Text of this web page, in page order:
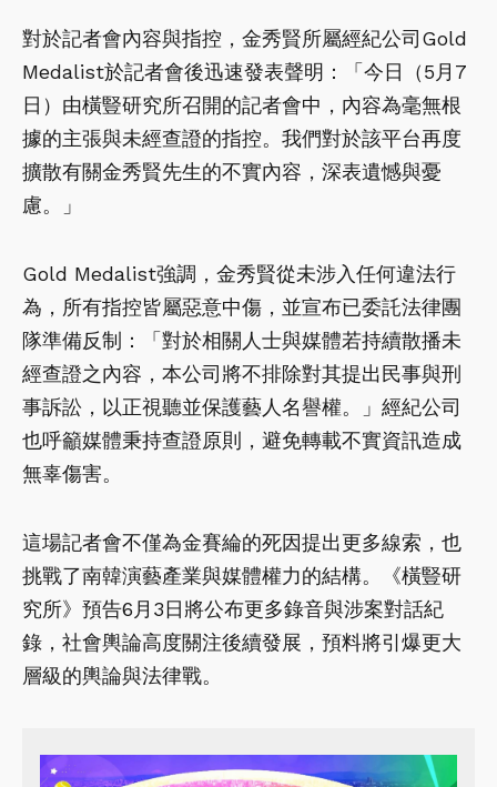
對於記者會內容與指控，金秀賢所屬經紀公司Gold
Medalist於記者會後迅速發表聲明：「今日（5月7
日）由橫豎研究所召開的記者會中，內容為毫無根
據的主張與未經查證的指控。我們對於該平台再度
擴散有關金秀賢先生的不實內容，深表遺憾與憂
慮。」
Gold Medalist強調，金秀賢從未涉入任何違法行
為，所有指控皆屬惡意中傷，並宣布已委託法律團
隊準備反制：「對於相關人士與媒體若持續散播未
經查證之內容，本公司將不排除對其提出民事與刑
事訴訟，以正視聽並保護藝人名譽權。」經紀公司
也呼籲媒體秉持查證原則，避免轉載不實資訊造成
無辜傷害。
這場記者會不僅為金賽綸的死因提出更多線索，也
挑戰了南韓演藝產業與媒體權力的結構。《橫豎研
究所》預告6月3日將公布更多錄音與涉案對話紀
錄，社會輿論高度關注後續發展，預料將引爆更大
層級的輿論與法律戰。